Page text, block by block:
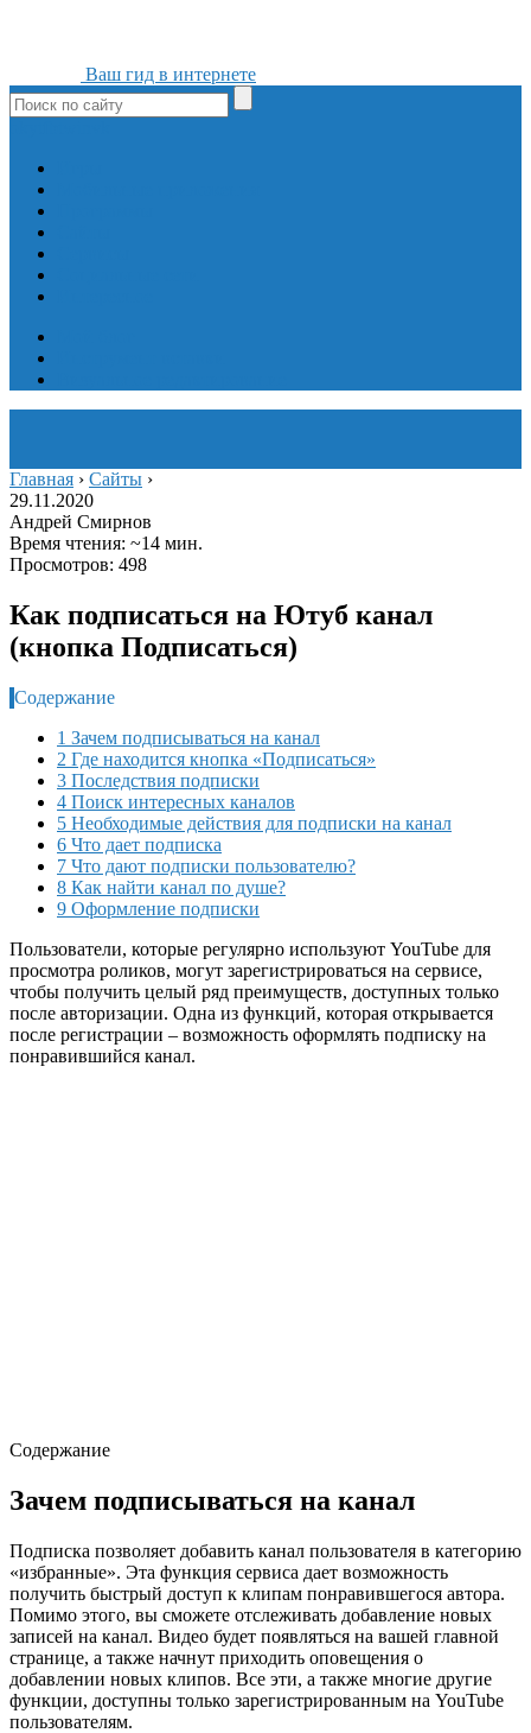
Ваш гид в интернете
Главная › Сайты ›
29.11.2020
Андрей Смирнов
Время чтения: ~14 мин.
Просмотров: 498
Как подписаться на Ютуб канал
(кнопка Подписаться)
Содержание
1 Зачем подписываться на канал
2 Где находится кнопка «Подписаться»
3 Последствия подписки
4 Поиск интересных каналов
5 Необходимые действия для подписки на канал
6 Что дает подписка
7 Что дают подписки пользователю?
8 Как найти канал по душе?
9 Оформление подписки
Пользователи, которые регулярно используют YouTube для
просмотра роликов, могут зарегистрироваться на сервисе,
чтобы получить целый ряд преимуществ, доступных только
после авторизации. Одна из функций, которая открывается
после регистрации – возможность оформлять подписку на
понравившийся канал.
Содержание
Зачем подписываться на канал
Подписка позволяет добавить канал пользователя в категорию
«избранные». Эта функция сервиса дает возможность
получить быстрый доступ к клипам понравившегося автора.
Помимо этого, вы сможете отслеживать добавление новых
записей на канал. Видео будет появляться на вашей главной
странице, а также начнут приходить оповещения о
добавлении новых клипов. Все эти, а также многие другие
функции, доступны только зарегистрированным на YouTube
пользователям.